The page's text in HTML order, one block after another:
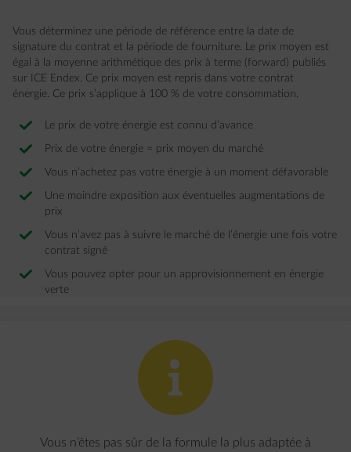
Vous déterminez une période de référence entre la date de
signature du contrat et la période de fourniture. Le prix moyen est
égal à la moyenne arithmétique des prix à terme (forward) publiés
sur ICE Endex. Ce prix moyen est repris dans votre contrat
énergie. Ce prix s’applique à 100 % de votre consommation.
Le prix de votre énergie est connu d’avance
Prix de votre énergie = prix moyen du marché
Vous n’achetez pas votre énergie à un moment défavorable
Une moindre exposition aux éventuelles augmentations de
prix
Vous n’avez pas à suivre le marché de l’énergie une fois votre
contrat signé
Vous pouvez opter pour un approvisionnement en énergie
verte
impulse-info
Vous n’êtes pas sûr de la formule la plus adaptée à